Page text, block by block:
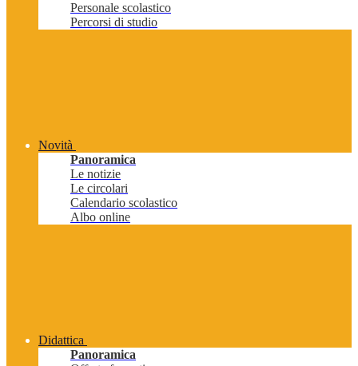
Personale scolastico
Percorsi di studio
Novità
Panoramica
Le notizie
Le circolari
Calendario scolastico
Albo online
Didattica
Panoramica